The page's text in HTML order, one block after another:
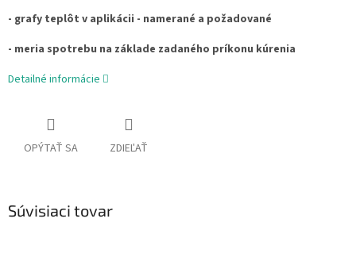
- grafy teplôt v aplikácii - namerané a požadované
- meria spotrebu na základe zadaného príkonu kúrenia
Detailné informácie
OPÝTAŤ SA ZDIEĽAŤ
Súvisiaci tovar